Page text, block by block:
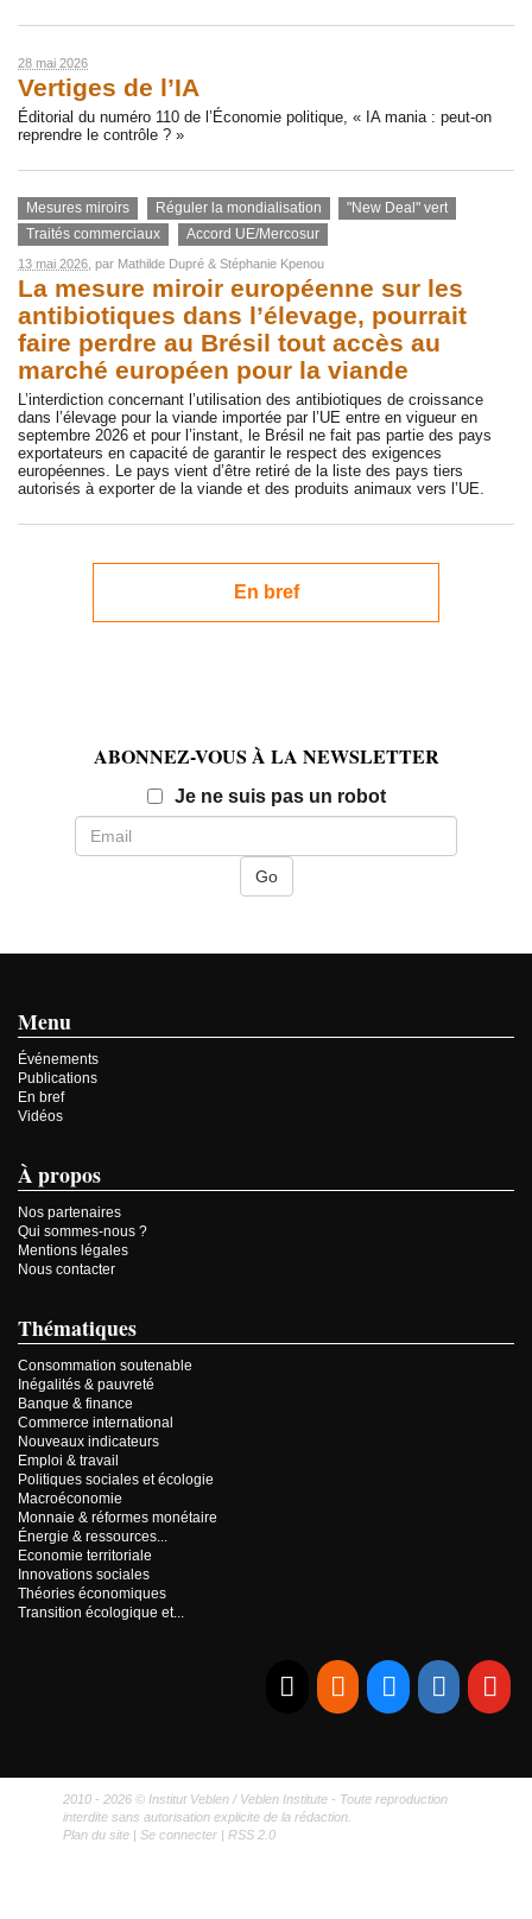
28 mai 2026
Vertiges de l’IA
Éditorial du numéro 110 de l’Économie politique, « IA mania : peut-on
reprendre le contrôle ? »
Mesures miroirs Réguler la mondialisation
"New Deal" vert
Traités commerciaux
Accord UE/Mercosur
13 mai 2026, par Mathilde Dupré & Stéphanie Kpenou
La mesure miroir européenne sur les
antibiotiques dans l’élevage, pourrait
faire perdre au Brésil tout accès au
marché européen pour la viande
L’interdiction concernant l’utilisation des antibiotiques de croissance
dans l’élevage pour la viande importée par l’UE entre en vigueur en
septembre 2026 et pour l’instant, le Brésil ne fait pas partie des pays
exportateurs en capacité de garantir le respect des exigences
européennes. Le pays vient d’être retiré de la liste des pays tiers
autorisés à exporter de la viande et des produits animaux vers l’UE.
En bref
ABONNEZ-VOUS À LA NEWSLETTER
Je ne suis pas un robotEmail
Menu
Événements
Publications
En bref
Vidéos
À propos
Nos partenaires
Qui sommes-nous ?
Mentions légales
Nous contacter
Thématiques
Consommation soutenable
Inégalités & pauvreté
Banque & finance
Commerce international
Nouveaux indicateurs
Emploi & travail
Politiques sociales et écologie
Macroéconomie
Monnaie & réformes monétaire
Énergie & ressources...
Economie territoriale
Innovations sociales
Théories économiques
Transition écologique et...
2010 - 2026 © Institut Veblen / Veblen Institute - Toute reproduction
interdite sans autorisation explicite de la rédaction.
Plan du site |Se connecter | RSS 2.0